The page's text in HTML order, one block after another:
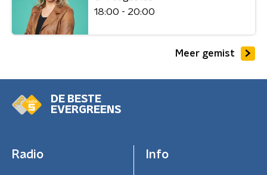
18:00 - 20:00
Meer gemist
DE BESTE
EVERGREENS
Radio Info